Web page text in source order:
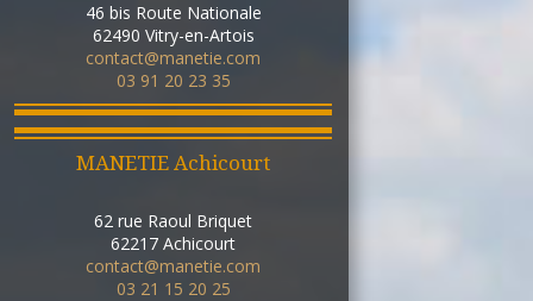
46 bis Route Nationale
62490 Vitry-en-Artois
contact@manetie.com
03 91 20 23 35
MANETIE Achicourt
62 rue Raoul Briquet
62217 Achicourt
contact@manetie.com
03 21 15 20 25